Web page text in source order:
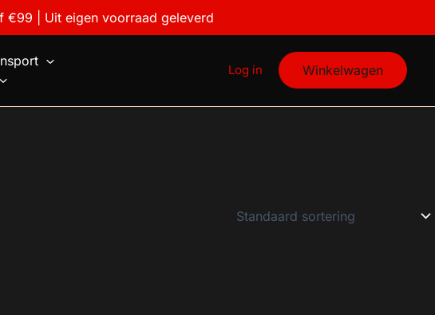
€99 | Uit eigen voorraad geleverd
Log in Winkelwagen